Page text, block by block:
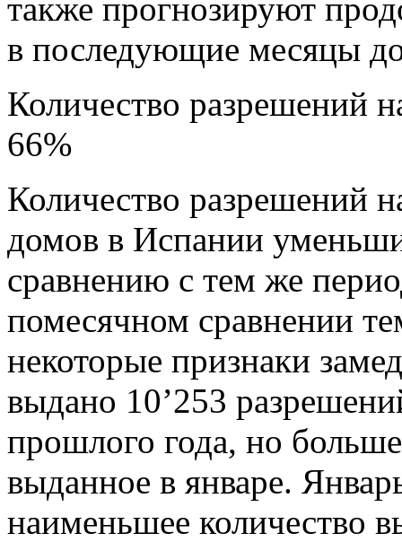
также прогнозируют
в последующие месяцы
Количество разрешений
66%
Количество разрешений
домов в Испании
сравнению с тем же
помесячном сравнении
некоторые признаки
выдано 10’253
прошлого года, но
выданное в январе.
наименьшее количество